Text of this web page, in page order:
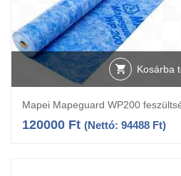
Kosárba
Mapei Mapeguard WP200
120000 Ft (Nettó: 94488 Ft)